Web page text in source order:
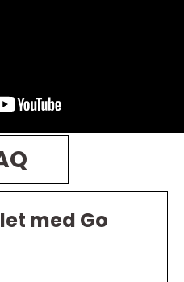
med Go